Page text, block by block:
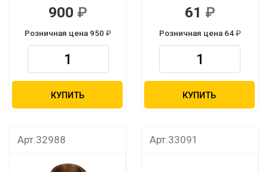
900
Розничная цена 950
КУПИТЬ
61
Розничная цена 64
КУПИТЬ
Арт.32988 Арт.33091